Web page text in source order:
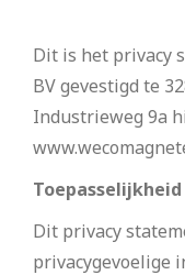
Dit is het privacy
BV gevestigd te
Industrieweg 9a
Toepasselijkheid
Dit privacy
privacygevoelige